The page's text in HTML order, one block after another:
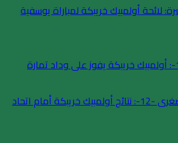
لائحة أولمبيك خريبكة لمباراة يوسفية
بطولة الفئات الصغرى -12-: نتائج أولمبيك خريبكة أمام اتحاد